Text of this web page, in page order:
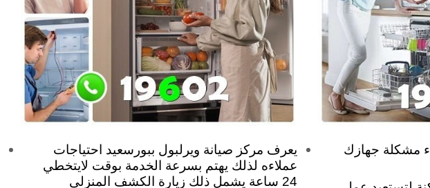
يعرف مركز صيانة ويرلبول ببورسعيد احتياجات
عملاءه لذلك يهتم بسرعة الخدمة بوقت لايتخطي
24 ساعة يشمل ذلك زيارة الكشف المنزلي
مشكلة جهازك